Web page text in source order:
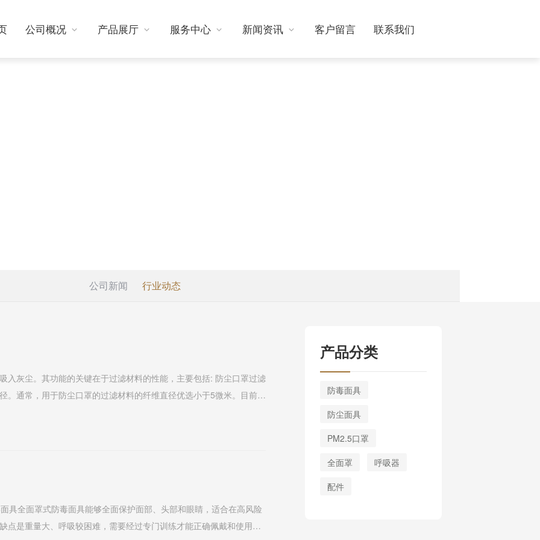
公司概况 产品展厅 服务中心 新闻资讯 客户留言 联系我们
公司新闻 行业动态
入灰尘。其功能的关键在于过滤材料的性能，主要包括: 防尘口罩过滤
。通常，用于防尘口罩的过滤材料的纤维直径优选小于5微米。目前，
具全面罩式防毒面具能够全面保护面部、头部和眼睛，适合在高风险
点是重量大、呼吸较困难，需要经过专门训练才能正确佩戴和使用。
产品分类
防毒面具
防尘面具
PM2.5口罩
全面罩
呼吸器
配件